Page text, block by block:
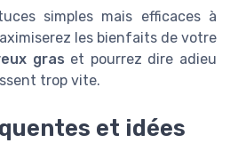
simples mais efficaces à
les bienfaits de votre
gras et pourrez dire adieu
trop vite.
et idées